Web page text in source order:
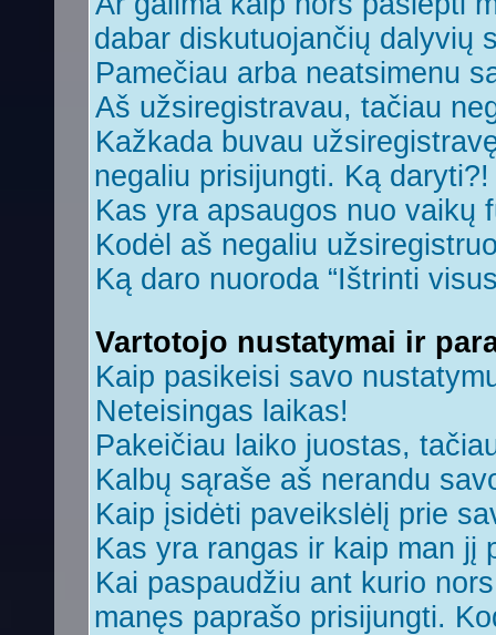
dabar diskutuojančių dalyvių
Pamečiau arba neatsimenu
Aš užsiregistravau, tačiau
Kažkada buvau
negaliu prisijungti. Ką daryti?!
Kas yra apsaugos nuo vaikų
Kodėl aš negaliu
Ką daro nuoroda “Ištrinti
Vartotojo nustatymai ir
Kaip pasikeisi savo
Neteisingas laikas!
Pakeičiau laiko juostas,
Kalbų sąraše aš nerandu
Kaip įsidėti paveikslėlį prie
Kas yra rangas ir kaip man jį
Kai paspaudžiu ant kurio
manęs paprašo prisijungti.